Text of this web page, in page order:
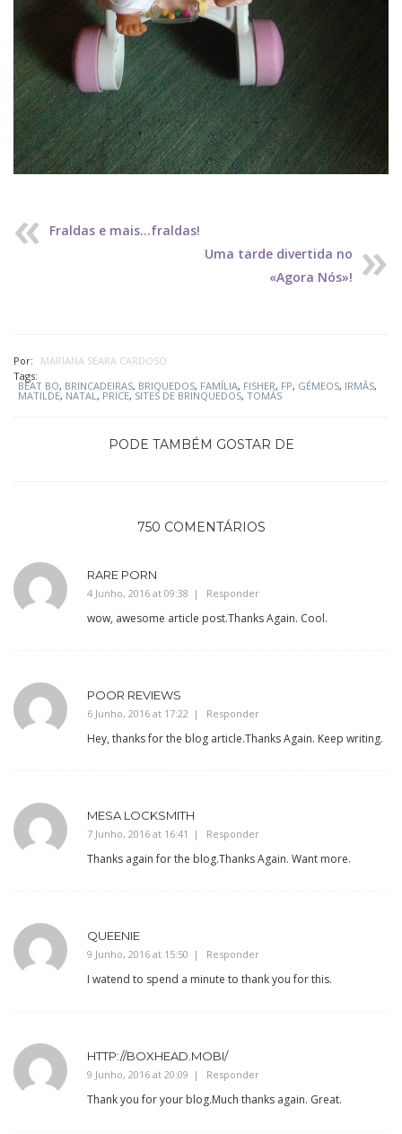
Fraldas e mais…fraldas!
Uma tarde divertida no
«Agora Nós»!
Por:
MARIANA SEARA CARDOSO
Tags:
BEAT BO, BRINCADEIRAS, BRIQUEDOS, FAMÍLIA, FISHER, FP, GÉMEOS, IRMÃS,
MATILDE, NATAL , PRICE, SITES DE BRINQUEDOS, TOMÁS
PODE TAMBÉM GOSTAR DE
750 COMENTÁRIOS
RARE PORN
4 Junho, 2016 at 09:38 Responder
wow, awesome article post.Thanks Again. Cool.
POOR REVIEWS
6 Junho, 2016 at 17:22 Responder
Hey, thanks for the blog article.Thanks Again. Keep writing.
MESA LOCKSMITH
7 Junho, 2016 at 16:41 Responder
Thanks again for the blog.Thanks Again. Want more.
QUEENIE
9 Junho, 2016 at 15:50 Responder
I watend to spend a minute to thank you for this.
HTTP://BOXHEAD.MOBI/
9 Junho, 2016 at 20:09 Responder
Thank you for your blog.Much thanks again. Great.